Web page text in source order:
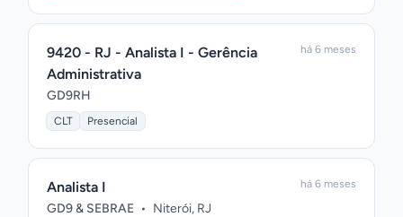
9420 - RJ - Analista I - Gerência
Administrativa
GD9RH
CLT Presencial
há 6 meses
Analista I
GD9 & SEBRAE • Niterói, RJ
há 6 meses